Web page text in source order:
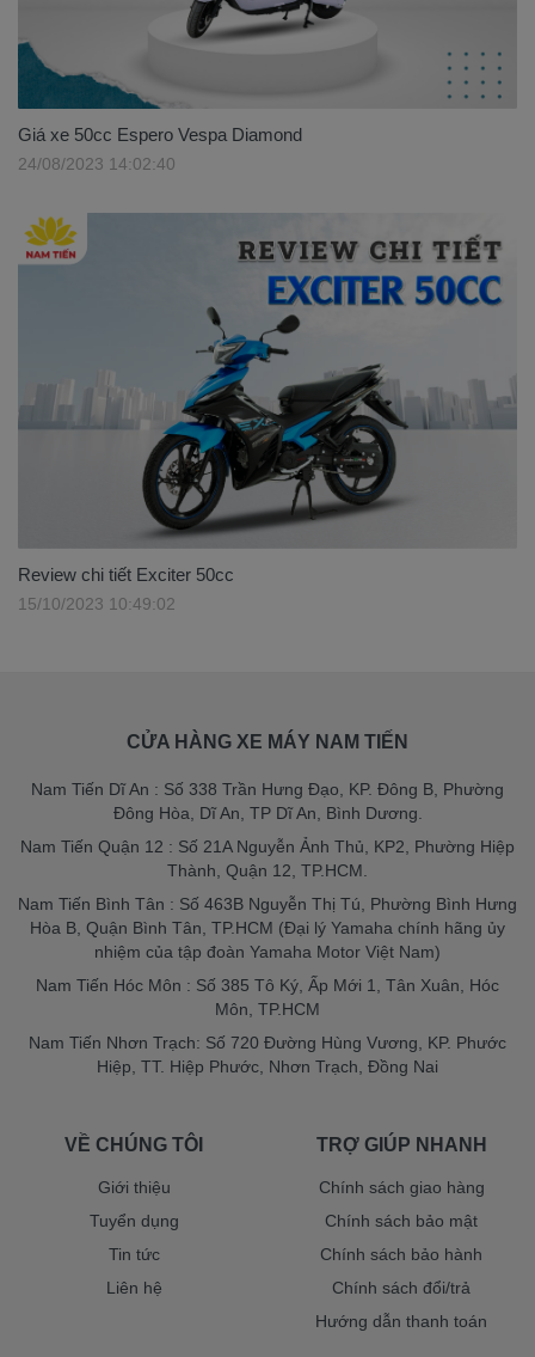
Giá xe 50cc Espero Vespa Diamond
24/08/2023 14:02:40
Review chi tiết Exciter 50cc
15/10/2023 10:49:02
CỬA HÀNG XE MÁY NAM TIẾN
Nam Tiến Dĩ An : Số 338 Trần Hưng Đạo, KP. Đông B, Phường
Đông Hòa, Dĩ An, TP Dĩ An, Bình Dương.
Nam Tiến Quận 12 : Số 21A Nguyễn Ảnh Thủ, KP2, Phường Hiệp
Thành, Quận 12, TP.HCM.
Nam Tiến Bình Tân : Số 463B Nguyễn Thị Tú, Phường Bình Hưng
Hòa B, Quận Bình Tân, TP.HCM (Đại lý Yamaha chính hãng ủy
nhiệm của tập đoàn Yamaha Motor Việt Nam)
Nam Tiến Hóc Môn : Số 385 Tô Ký, Ấp Mới 1, Tân Xuân, Hóc
Môn, TP.HCM
Nam Tiến Nhơn Trạch: Số 720 Đường Hùng Vương, KP. Phước
Hiệp, TT. Hiệp Phước, Nhơn Trạch, Đồng Nai
VỀ CHÚNG TÔI
Giới thiệu
Tuyển dụng
Tin tức
Liên hệ
TRỢ GIÚP NHANH
Chính sách giao hàng
Chính sách bảo mật
Chính sách bảo hành
Chính sách đổi/trả
Hướng dẫn thanh toán